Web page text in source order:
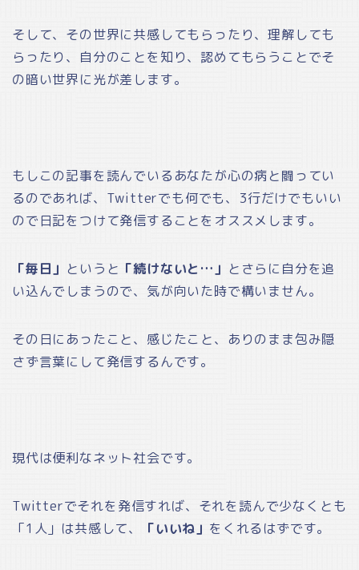
そして、その世界に共感してもらったり、理解しても
らったり、自分のことを知り、認めてもらうことでそ
の暗い世界に光が差します。
もしこの記事を読んでいるあなたが心の病と闘ってい
るのであれば、Twitterでも何でも、3行だけでもいい
ので日記をつけて発信することをオススメします。
「毎日」 というと 「続けないと…」 とさらに自分を追
い込んでしまうので、気が向いた時で構いません。
その日にあったこと、感じたこと、ありのまま包み隠
さず言葉にして発信するんです。
現代は便利なネット社会です。
Twitterでそれを発信すれば、それを読んで少なくとも
「1人」は共感して、
「いいね」 をくれるはずです。